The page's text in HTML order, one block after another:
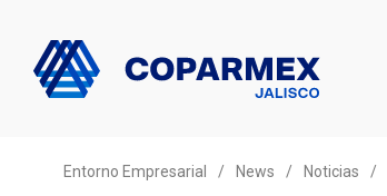
Entorno Empresarial / News / Noticias /